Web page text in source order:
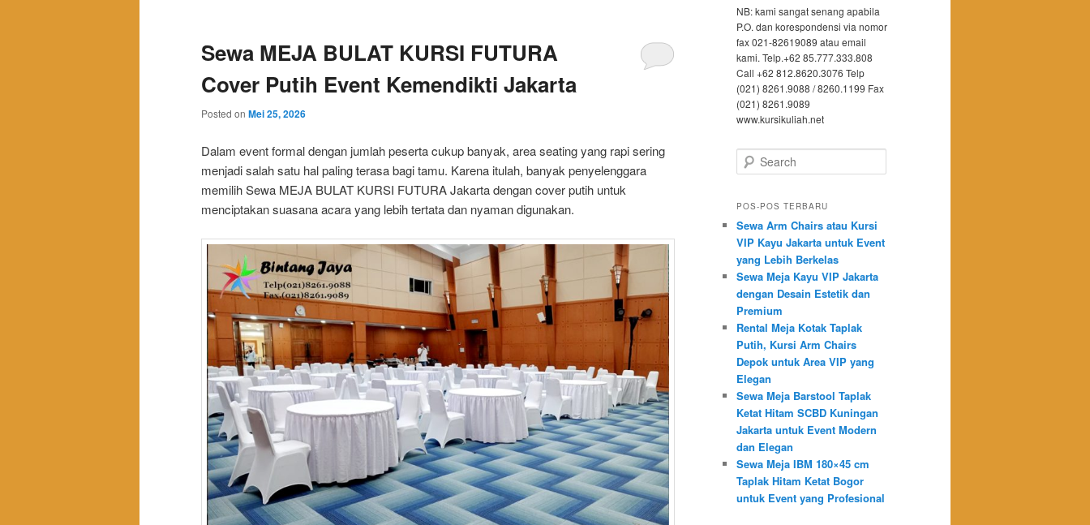
Sewa MEJA BULAT KURSI FUTURA
Cover Putih Event Kemendikti Jakarta
Posted on Mei 25, 2026
Dalam event formal dengan jumlah peserta cukup banyak, area seating yang rapi sering
menjadi salah satu hal paling terasa bagi tamu. Karena itulah, banyak penyelenggara
memilih Sewa MEJA BULAT KURSI FUTURA Jakarta dengan cover putih untuk
menciptakan suasana acara yang lebih tertata dan nyaman digunakan.
NB: kami sangat senang apabila
P.O. dan korespondensi via nomor
fax 021-82619089 atau email
kami. Telp.+62 85.777.333.808
Call +62 812.8620.3076 Telp
(021) 8261.9088 / 8260.1199 Fax
(021) 8261.9089
www.kursikuliah.net
Search
POS-POS TERBARU
Sewa Arm Chairs atau Kursi
VIP Kayu Jakarta untuk Event
yang Lebih Berkelas
Sewa Meja Kayu VIP Jakarta
dengan Desain Estetik dan
Premium
Rental Meja Kotak Taplak
Putih, Kursi Arm Chairs
Depok untuk Area VIP yang
Elegan
Sewa Meja Barstool Taplak
Ketat Hitam SCBD Kuningan
Jakarta untuk Event Modern
dan Elegan
Sewa Meja IBM 180×45 cm
Taplak Hitam Ketat Bogor
untuk Event yang Profesional